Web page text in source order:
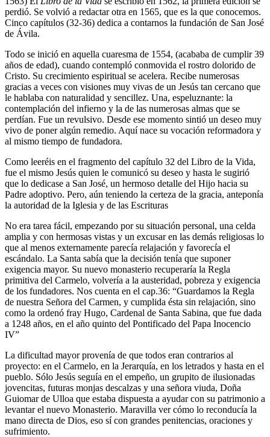
perdió. Se volvió a redactar otra en 1565, que es la que conocemos.
Cinco capítulos (32-36) dedica a contarnos la fundación de San José
de Ávila.
Todo se inició en aquella cuaresma de 1554, (acababa de cumplir 39
años de edad), cuando contempló conmovida el rostro dolorido de
Cristo. Su crecimiento espiritual se acelera. Recibe numerosas
gracias a veces con visiones muy vivas de un Jesús tan cercano que
le hablaba con naturalidad y sencillez. Una, espeluznante: la
contemplación del infierno y la de las numerosas almas que se
perdían. Fue un revulsivo. Desde ese momento sintió un deseo muy
vivo de poner algún remedio. Aquí nace su vocación reformadora y
al mismo tiempo de fundadora.
Como leeréis en el fragmento del capítulo 32 del Libro de la Vida,
fue el mismo Jesús quien le comunicó su deseo y hasta le sugirió
que lo dedicase a San José, un hermoso detalle del Hijo hacia su
Padre adoptivo. Pero, aún teniendo la certeza de la gracia, anteponía
la autoridad de la Iglesia y de las Escrituras
No era tarea fácil, empezando por su situación personal, una celda
amplia y con hermosas vistas y un excusar en las demás religiosas lo
que al menos externamente parecía relajación y favorecía el
escándalo. La Santa sabía que la decisión tenía que suponer
exigencia mayor. Su nuevo monasterio recuperaría la Regla
primitiva del Carmelo, volvería a la austeridad, pobreza y exigencia
de los fundadores. Nos cuenta en el cap.36: “Guardamos la Regla
de nuestra Señora del Carmen, y cumplida ésta sin relajación, sino
como la ordenó fray Hugo, Cardenal de Santa Sabina, que fue dada
a 1248 años, en el año quinto del Pontificado del Papa Inocencio
IV”
La dificultad mayor provenía de que todos eran contrarios al
proyecto: en el Carmelo, en la Jerarquía, en los letrados y hasta en el
pueblo. Sólo Jesús seguía en el empeño, un grupito de ilusionadas
jovencitas, futuras monjas descalzas y una señora viuda, Doña
Guiomar de Ulloa que estaba dispuesta a ayudar con su patrimonio a
levantar el nuevo Monasterio. Maravilla ver cómo lo reconducía la
mano directa de Dios, eso sí con grandes penitencias, oraciones y
sufrimiento.